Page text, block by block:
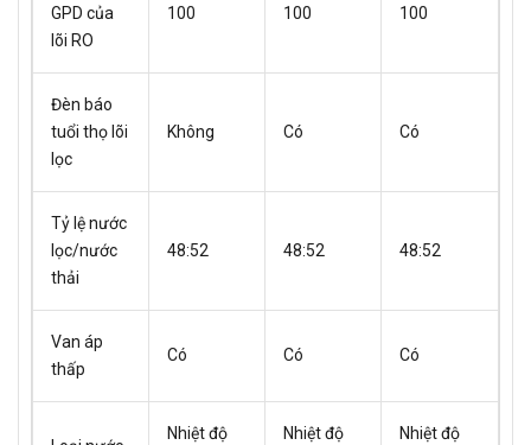
GPD của
lõi RO
100 100 100
Đèn báo
tuổi thọ lõi
lọc
Không Có Có
Tỷ lệ nước
lọc/nước
thải
48:52 48:52 48:52
Van áp
thấp
Có Có Có
Nhiệt độ Nhiệt độ Nhiệt độ